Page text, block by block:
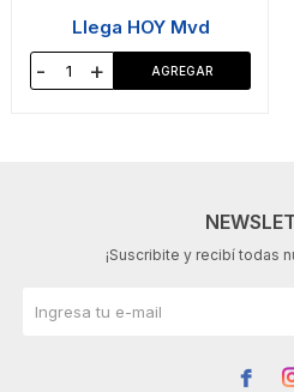
Llega HOY Mvd
- +
¡Suscribite y recibí todas
